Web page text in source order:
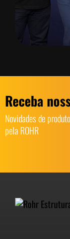
Receba
Novidades de
pela ROHR